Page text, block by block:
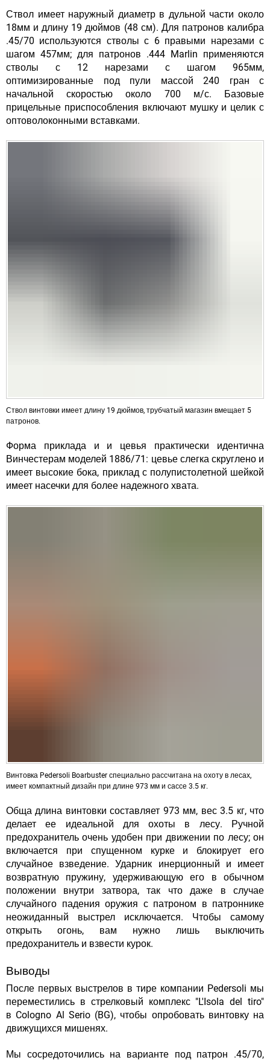
Ствол имеет наружный диаметр в дульной части около
18мм и длину 19 дюймов (48 см). Для патронов калибра
.45/70 используются стволы с 6 правыми нарезами с
шагом 457мм; для патронов .444 Marlin применяются
стволы с 12 нарезами с шагом 965мм,
оптимизированные под пули массой 240 гран с
начальной скоростью около 700 м/с. Базовые
прицельные приспособления включают мушку и целик с
оптоволоконными вставками.
Ствол винтовки имеет длину 19 дюймов, трубчатый магазин вмещает 5
патронов.
Форма приклада и и цевья практически идентична
Винчестерам моделей 1886/71: цевье слегка скруглено и
имеет высокие бока, приклад с полупистолетной шейкой
имеет насечки для более надежного хвата.
Винтовка Pedersoli Boarbuster специально рассчитана на охоту в лесах,
имеет компактный дизайн при длине 973 мм и сассе 3.5 кг.
Обща длина винтовки составляет 973 мм, вес 3.5 кг, что
делает ее идеальной для охоты в лесу. Ручной
предохранитель очень удобен при движении по лесу; он
включается при спущенном курке и блокирует его
случайное взведение. Ударник инерционный и имеет
возвратную пружину, удерживающую его в обычном
положении внутри затвора, так что даже в случае
случайного падения оружия с патроном в патроннике
неожиданный выстрел исключается. Чтобы самому
открыть огонь, вам нужно лишь выключить
предохранитель и взвести курок.
Выводы
После первых выстрелов в тире компании Pedersoli мы
переместились в стрелковый комплекс "L'Isola del tiro"
в Cologno Al Serio (BG), чтобы опробовать винтовку на
движущихся мишенях.
Мы сосредоточились на варианте под патрон .45/70,